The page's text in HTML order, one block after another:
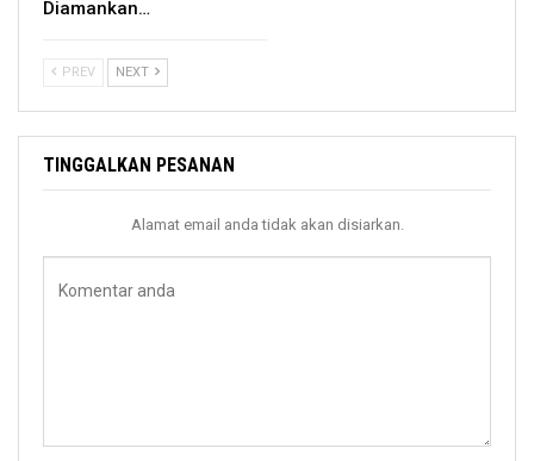
Diamankan…
PREV NEXT
TINGGALKAN PESANAN
Alamat email anda tidak akan disiarkan.